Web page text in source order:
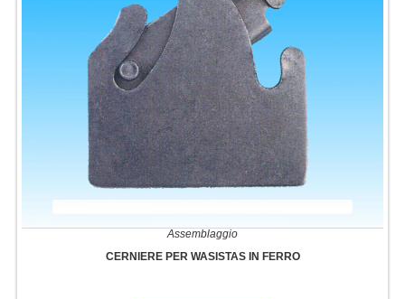
Assemblaggio
CERNIERE PER WASISTAS IN FERRO